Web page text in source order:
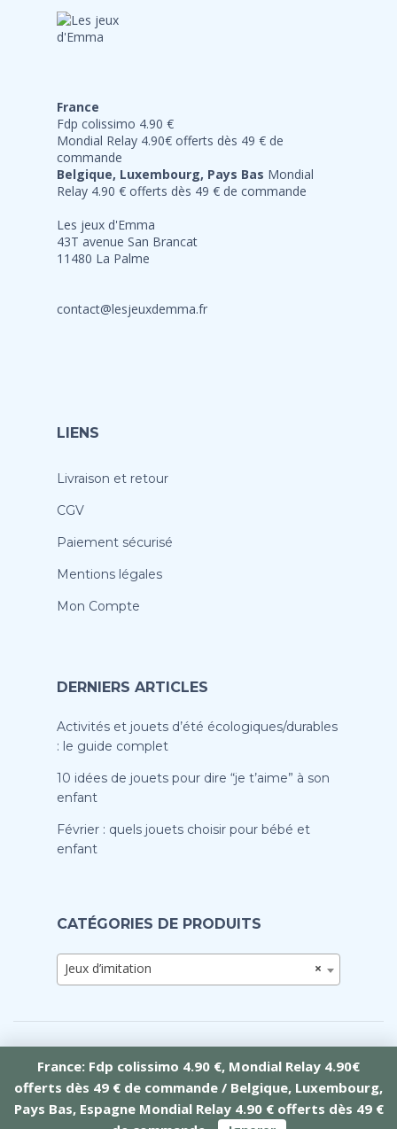
France: Fdp colissimo 4.90 €, Mondial Relay 4.90€
offerts dès 49 € de commande / Belgique, Luxembourg,
Pays Bas, Espagne Mondial Relay 4.90 € offerts dès 49 €
France
Fdp colissimo 4.90 €
Mondial Relay 4.90€ offerts dès 49 € de
commande
Belgique, Luxembourg, Pays Bas Mondial
Relay 4.90 € offerts dès 49 € de commande
Les jeux d'Emma
43T avenue San Brancat
11480 La Palme
contact@lesjeuxdemma.fr
LIENS
Livraison et retour
CGV
Paiement sécurisé
Mentions légales
Mon Compte
DERNIERS ARTICLES
Activités et jouets d’été écologiques/durables
: le guide complet
10 idées de jouets pour dire “je t’aime” à son
enfant
Février : quels jouets choisir pour bébé et
enfant
CATÉGORIES DE PRODUITS
×
Jeux d’imitation
Crée par Tramontana Web